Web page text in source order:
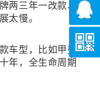
两三年一改款、
太慢。
车型，比如甲壳
年，全生命周期